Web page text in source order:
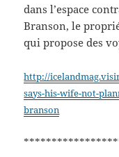
dans l’espace
Branson, le
qui propose des
http://
says-his-wife-not-
branson